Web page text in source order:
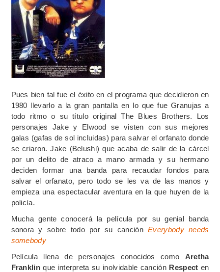
Pues bien tal fue el éxito en el programa que decidieron en
1980 llevarlo a la gran pantalla en lo que fue Granujas a
todo ritmo o su título original The Blues Brothers. Los
personajes Jake y Elwood se visten con sus mejores
galas (gafas de sol incluidas) para salvar el orfanato donde
se criaron. Jake (Belushi) que acaba de salir de la cárcel
por un delito de atraco a mano armada y su hermano
deciden formar una banda para recaudar fondos para
salvar el orfanato, pero todo se les va de las manos y
empieza una espectacular aventura en la que huyen de la
policía.
Mucha gente conocerá la película por su genial banda
sonora y sobre todo por su canciónEverybody needs
somebody
Película llena de personajes conocidos como Aretha
Franklinque interpreta su inolvidable canciónRespect en